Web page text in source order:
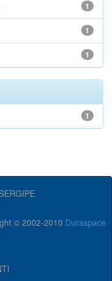
1
1
1
1
© 2002-2010 Duraspace